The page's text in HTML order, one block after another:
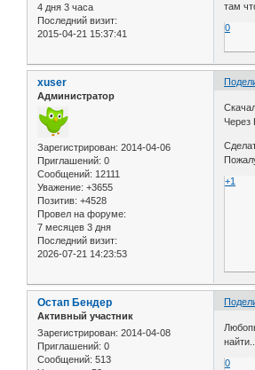
4 дня 3 часа
Последний визит:
2015-04-21 15:37:41
там
0
xuser
Администратор
Зарегистрирован: 2014-04-06
Приглашений: 0
Сообщений: 12111
Уважение: +3655
Позитив: +4528
Провел на форуме:
7 месяцев 3 дня
Последний визит:
2026-07-21 14:23:53
Через
+1
Остап Бендер
Активный участник
Зарегистрирован: 2014-04-08
Приглашений: 0
Сообщений: 513
0